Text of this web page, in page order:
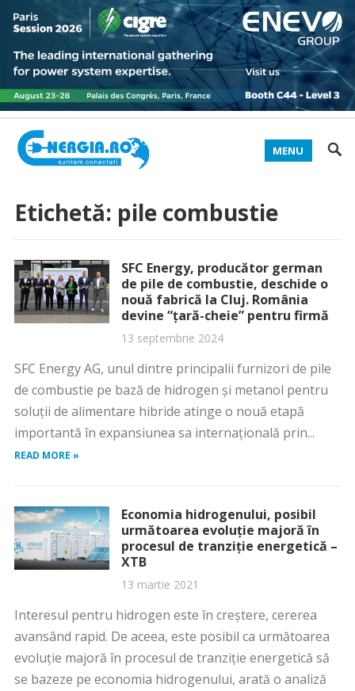
MENU
Etichetă: pile combustie
SFC Energy, producător german
de pile de combustie, deschide o
nouă fabrică la Cluj. România
devine “țară-cheie” pentru firmă
13 septembrie 2024
SFC Energy AG, unul dintre principalii furnizori de pile
de combustie pe bază de hidrogen și metanol pentru
soluții de alimentare hibride atinge o nouă etapă
importantă în expansiunea sa internațională prin...
READ MORE »
Economia hidrogenului, posibil
următoarea evoluție majoră în
procesul de tranziție energetică –
XTB
13 martie 2021
Interesul pentru hidrogen este în creștere, cererea
avansând rapid. De aceea, este posibil ca următoarea
evoluție majoră în procesul de tranziție energetică să
se bazeze pe economia hidrogenului, arată o analiză